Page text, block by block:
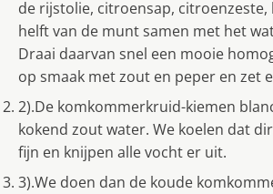
de rijstolie, citroensap, citroenzeste,
helft van de munt samen met het
Draai daarvan snel een mooie
op smaak met zout en peper en zet
2).De komkommerkruid-kiemen
kokend zout water. We koelen dat
fijn en knijpen alle vocht er uit.
3).We doen dan de koude